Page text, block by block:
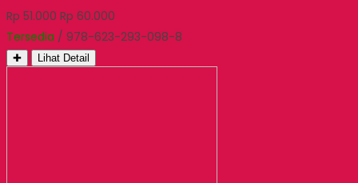
Rp 51.000 Rp 60.000
Tersedia / 978-623-293-098-8
✚ Lihat Detail